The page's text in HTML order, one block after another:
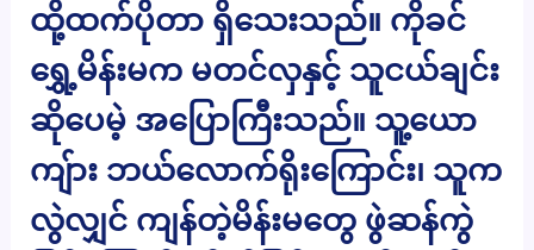
ထို့ထက်ပိုတာ ရှိသေးသည်။ ကိုခင်
ရွှေ့မိန်းမက မတင်လှနှင့် သူငယ်ချင်း
ဆိုပေမဲ့ အပြောကြီးသည်။ သူ့ယော
ကျ်ား ဘယ်လောက်ရိုးကြောင်း၊ သူက
လွဲလျှင် ကျန်တဲ့မိန်းမတွေ ဖွဲဆန်ကွဲ